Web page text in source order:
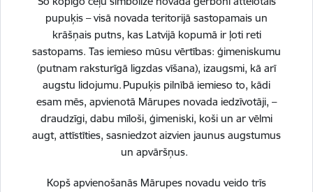
pupuķis – visā novada teritorijā sastopamais un
krāšņais putns, kas Latvijā kopumā ir ļoti reti
sastopams. Tas iemieso mūsu vērtības: ģimeniskumu
(putnam raksturīgā ligzdas vīšana), izaugsmi, kā arī
augstu lidojumu. Pupuķis pilnībā iemieso to, kādi
esam mēs, apvienotā Mārupes novada iedzīvotāji, –
draudzīgi, dabu mīloši, ģimeniski, koši un ar vēlmi
augt, attīstīties, sasniedzot aizvien jaunus augstumus
un apvāršņus.
Kopš apvienošanās Mārupes novadu veido trīs
Skatīt vairāk
Drukāt lapu
Dalīties